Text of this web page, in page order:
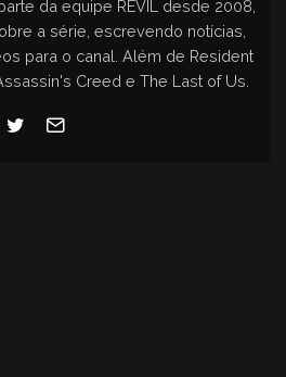
da equipe REVIL desde 2008,
a série, escrevendo notícias,
para o canal. Além de Resident
Creed e The Last of Us.